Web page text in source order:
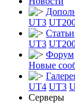
UT3
Статьи
UT3
Форум
Новые
UT4 UT3
Серверы